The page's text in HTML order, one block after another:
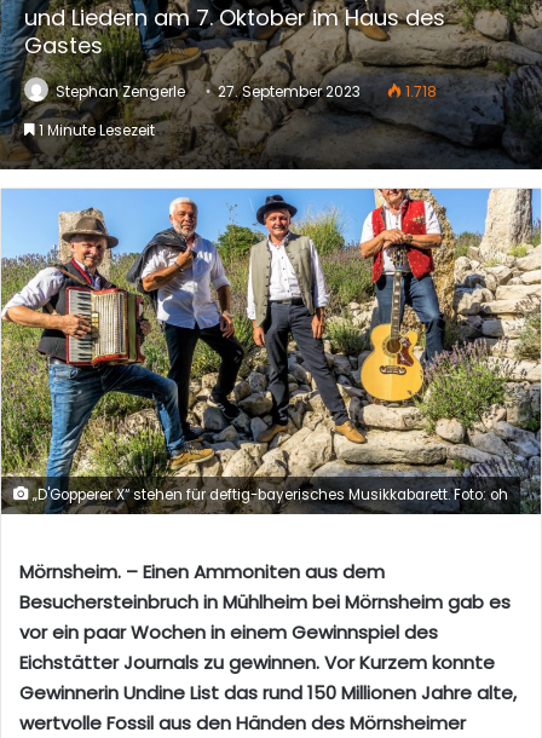
und Liedern am 7. Oktober im Haus des
Gastes
Stephan Zengerle 27. September 2023
1.718
1 Minute Lesezeit
„D'Gopperer X“ stehen für deftig-bayerisches Musikkabarett. Foto: oh
Mörnsheim. – Einen Ammoniten aus dem
Besuchersteinbruch in Mühlheim bei Mörnsheim gab es
vor ein paar Wochen in einem Gewinnspiel des
Eichstätter Journals zu gewinnen. Vor Kurzem konnte
Gewinnerin Undine List das rund 150 Millionen Jahre alte,
wertvolle Fossil aus den Händen des Mörnsheimer